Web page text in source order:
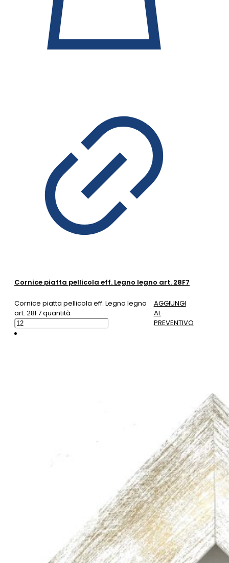
Cornice piatta pellicola eff. Legno legno art. 28F7
Cornice piatta pellicola eff. Legno legno
art. 28F7 quantità
AGGIUNGI
AL
PREVENTIVO